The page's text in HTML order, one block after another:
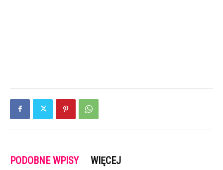
PODOBNE WPISY WIĘCEJ